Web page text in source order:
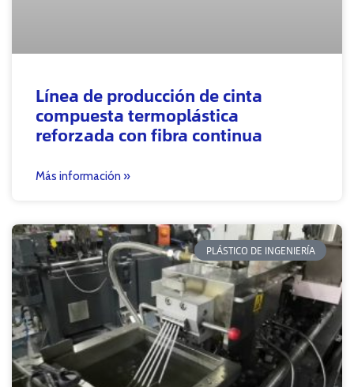
Línea de producción de cinta
compuesta termoplástica
reforzada con fibra continua
Más información »
PLÁSTICO DE INGENIERÍA